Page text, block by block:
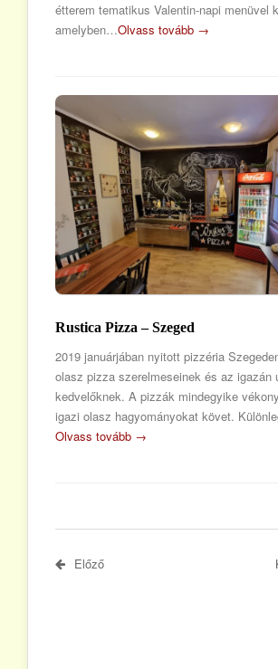
étterem tematikus Valentin-napi menüvel
amelyben…Olvass tovább →
Rustica Pizza – Szeged
2019 januárjában nyitott pizzéria
olasz pizza szerelmeseinek és az igazán
kedvelőknek. A pizzák mindegyike
igazi olasz hagyományokat követ.
Olvass tovább →
Előző